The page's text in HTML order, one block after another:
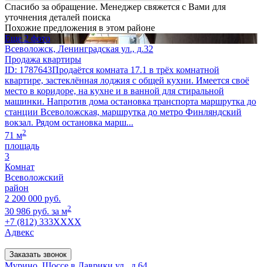
Спасибо за обращение. Менеджер свяжется с Вами для
уточнения деталей поиска
Похожие предложения в этом районе
Еще 2 фото
Всеволожск, Ленинградская ул., д.32
Продажа квартиры
ID: 1787643Продаётся комната 17.1 в трёх комнатной
квартире, застеклённая лоджия с общей кухни. Имеется своё
место в коридоре, на кухне и в ванной для стиральной
машинки. Напротив дома остановка транспорта маршрутка до
станции Всеволожская, маршрутка до метро Финляндский
вокзал. Рядом остановка марш...
71 м2
площадь
3
Комнат
Всеволожский
район
2 200 000 руб.
30 986 руб. за м2
+7 (812) 333XXXX
Адвекс
Заказать звонок